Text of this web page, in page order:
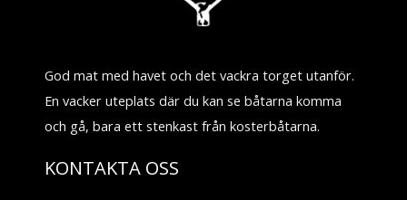
God mat med havet och det vackra torget utanför.
En vacker uteplats där du kan se båtarna komma
och gå, bara ett stenkast från kosterbåtarna.
KONTAKTA OSS